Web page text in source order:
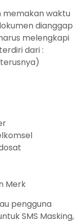
memakan waktu
dianggap
melengkapi
dari :
Merk
pengguna
SMS Masking,